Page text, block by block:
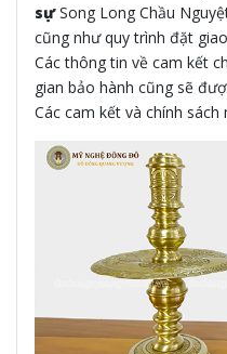
sựSong Long Chầu
cũng như quy trình đặt
Các thông tin về cam kết
gian bảo hành cũng sẽ
Các cam kết và chính